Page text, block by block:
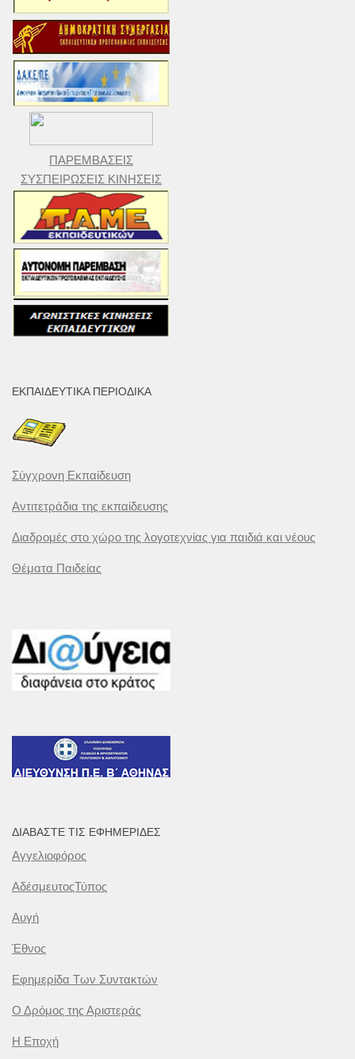
ΠΑΡΕΜΒΑΣΕΙΣ
ΣΥΣΠΕΙΡΩΣΕΙΣ ΚΙΝΗΣΕΙΣ
ΕΚΠΑΙΔΕΥΤΙΚΆ ΠΕΡΙΟΔΙΚΆ
Σύγχρονη Εκπαίδευση
Αντιτετράδια της εκπαίδευσης
Διαδρομές στο χώρο της λογοτεχνίας για παιδιά και νέους
Θέματα Παιδείας
ΔΙΑΒΆΣΤΕ ΤΙΣ ΕΦΗΜΕΡΊΔΕΣ
Αγγελιοφόρος
ΑδέσμευτοςΤύπος
Αυγή
Έθνος
Εφημερίδα Των Συντακτών
Ο Δρόμος της Αριστεράς
Η Εποχή